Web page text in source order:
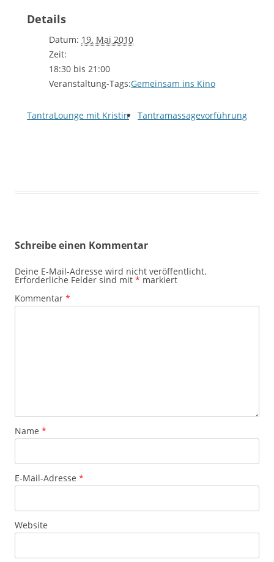
Details
Datum: 19. Mai 2010
Zeit:
18:30 bis 21:00
Veranstaltung-Tags:Gemeinsam ins Kino
TantraLounge mit Kristin Tantramassagevorführung
Schreibe einen Kommentar
Deine E-Mail-Adresse wird nicht veröffentlicht.
Erforderliche Felder sind mit * markiert
Kommentar *
Name *
E-Mail-Adresse *
Website